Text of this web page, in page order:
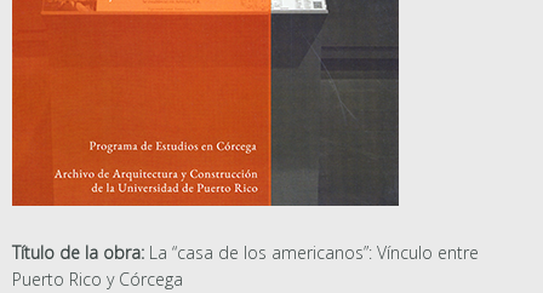
Título de la obra: La “casa de los americanos”: Vínculo entre
Puerto Rico y Córcega